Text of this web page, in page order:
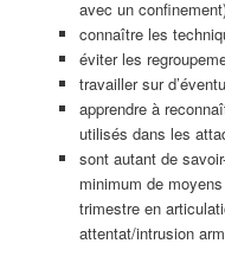
avec un
connaître les
éviter les
travailler sur
apprendre à
utilisés dans les
sont autant de
minimum de
trimestre en
attentat/intrusion